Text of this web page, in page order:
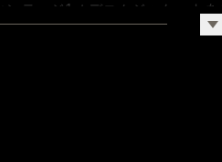
ンテージ1st.デニムジャケット
ーストライプ生地にて製作。シ